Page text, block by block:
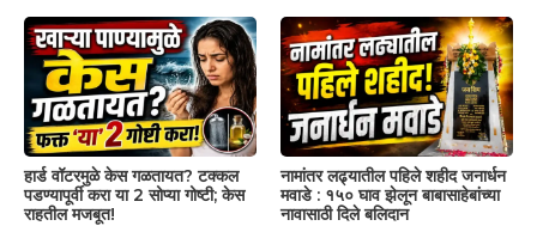
हार्ड वॉटरमुळे केस गळतायत? टक्कल
पडण्यापूर्वी करा या 2 सोप्या गोष्टी; केस
राहतील मजबूत!
नामांतर लढ्यातील पहिले शहीद जनार्धन
मवाडे : १५० घाव झेलून बाबासाहेबांच्या
नावासाठी दिले बलिदान